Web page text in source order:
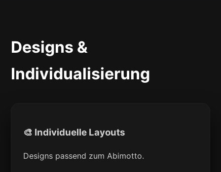
Designs &
Individualisierung
🎨 Individuelle Layouts
Designs passend zum Abimotto.